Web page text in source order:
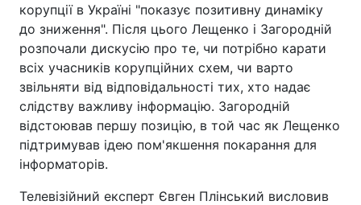
корупції в Україні "показує позитивну динаміку
до зниження". Після цього Лещенко і Загородній
розпочали дискусію про те, чи потрібно карати
всіх учасників корупційних схем, чи варто
звільняти від відповідальності тих, хто надає
слідству важливу інформацію. Загородній
відстоював першу позицію, в той час як Лещенко
підтримував ідею пом'якшення покарання для
інформаторів.
Телевізійний експерт Євген Плінський висловив